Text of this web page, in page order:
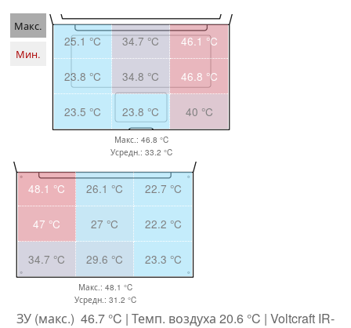
Макс.
Мин.
25.1 °C 34.7 °C 46.1 °C
23.8 °C 34.8 °C 46.8 °C
23.5 °C 23.8 °C 40 °C
Макс.: 46.8 °C
Усредн.: 33.2 °C
48.1 °C 26.1 °C 22.7 °C
47 °C 27 °C 22.2 °C
34.7 °C 29.6 °C 23.3 °C
Макс.: 48.1 °C
Усредн.: 31.2 °C
ЗУ (макс.) 46.7 °C | Темп. воздуха 20.6 °C | Voltcraft IR-